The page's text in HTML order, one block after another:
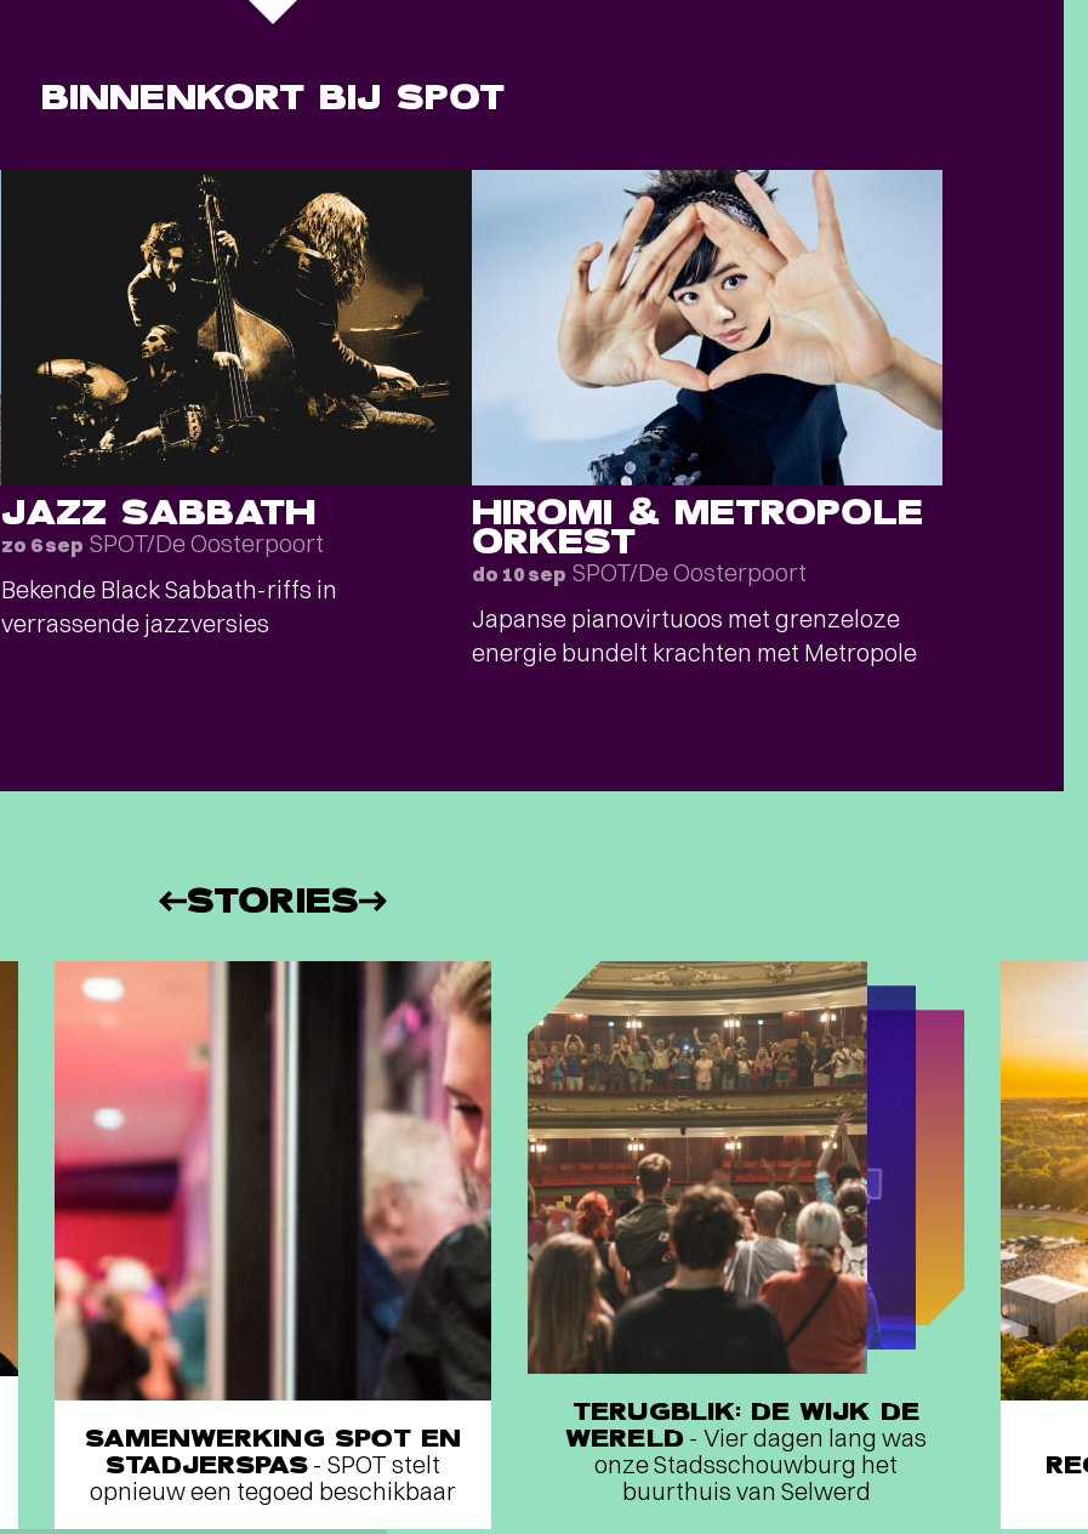
BINNENKORT BIJ SPOT
JAZZ SABBATH
zo 6 sep SPOT/De Oosterpoort
Bekende Black Sabbath-riffs in
verrassende jazzversies
HIROMI & METROPOLE
ORKEST
do 10 sep SPOT/De Oosterpoort
Japanse pianovirtuoos met grenzeloze
energie bundelt krachten met Metropole
STORIES
SAMENWERKING SPOT EN
STADJERSPAS - SPOT stelt
opnieuw een tegoed beschikbaar
TERUGBLIK: DE WIJK DE
WERELD - Vier dagen lang was
onze Stadsschouwburg het
buurthuis van Selwerd